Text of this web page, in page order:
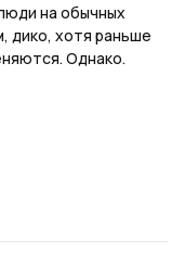
на обычных
дико, хотя раньше
Однако.